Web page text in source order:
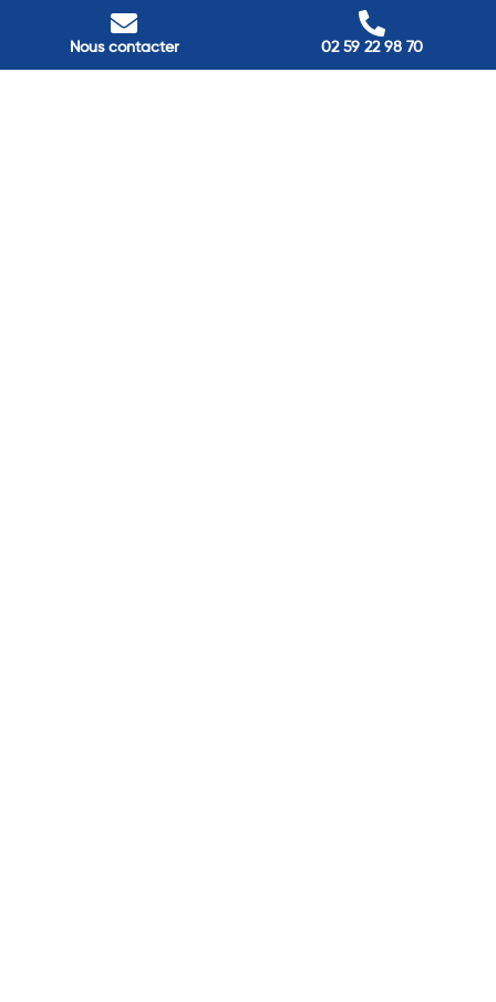
Nous contacter 02 59 22 98 70
Nos adresses
Louviers